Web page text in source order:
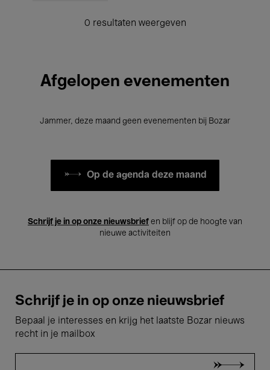
0 resultaten weergeven
Afgelopen evenementen
Jammer, deze maand geen evenementen bij Bozar
Op de agenda deze maand
Schrijf je in op onze nieuwsbrief en blijf op de hoogte van
nieuwe activiteiten
Schrijf je in op onze nieuwsbrief
Bepaal je interesses en krijg het laatste Bozar nieuws
recht in je mailbox